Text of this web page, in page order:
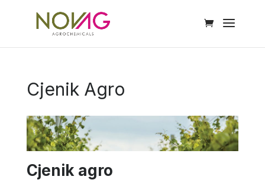
Cjenik Agro
Cjenik agro